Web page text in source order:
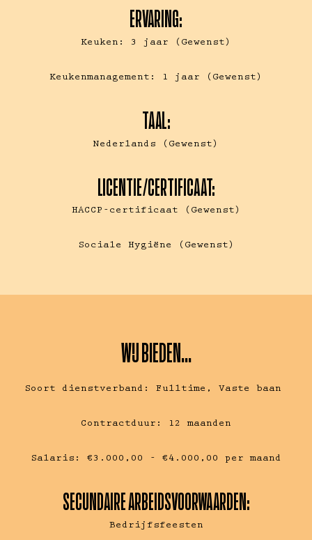
ERVARING:
Keuken: 3 jaar (Gewenst)
Keukenmanagement: 1 jaar (Gewenst)
TAAL:
Nederlands (Gewenst)
LICENTIE/CERTIFICAAT:
HACCP-certificaat (Gewenst)
Sociale Hygiëne (Gewenst)
WIJ BIEDEN...
Soort dienstverband: Fulltime, Vaste baan
Contractduur: 12 maanden
Salaris: €3.000,00 - €4.000,00 per maand
SECUNDAIRE ARBEIDSVOORWAARDEN:
Bedrijfsfeesten